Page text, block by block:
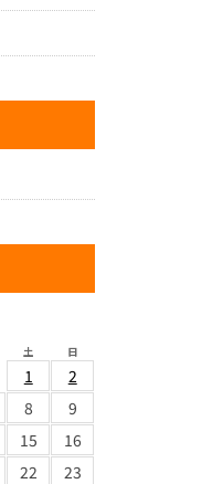
土 日
1
2
8
9
15
16
22
23